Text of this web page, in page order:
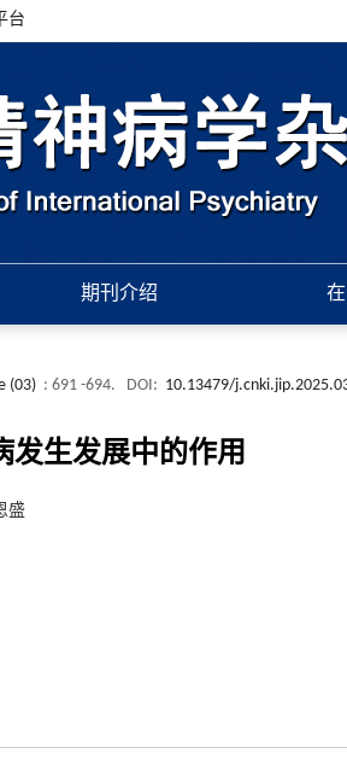
台
期刊介绍
(03) : 691 -694. DOI: 10.13479/
发生发展中的作用
盛